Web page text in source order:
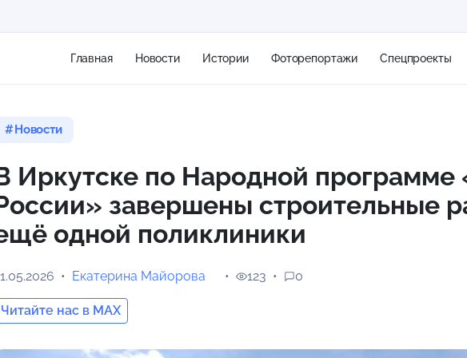
Главная Новости Истории Фоторепортажи Спецпроекты
10 м/с
Новости
Иркутске по Народной программе
завершены строительные
одной поликлиники
Екатерина Майорова
Читайте нас в MAX
123 0